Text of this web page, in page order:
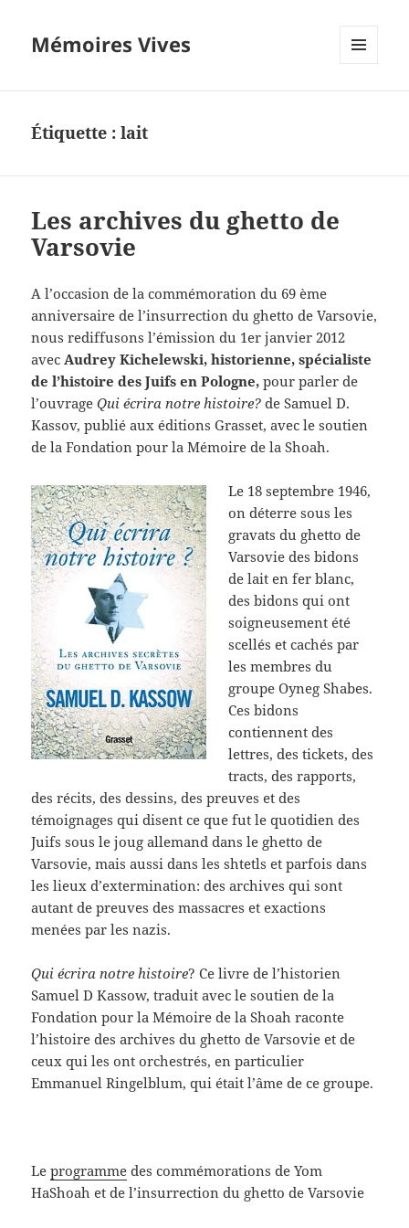
Mémoires Vives
Étiquette :lait
Les archives du ghetto de
Varsovie
A l’occasion de la commémoration du 69 ème
anniversaire de l’insurrection du ghetto de Varsovie,
nous rediffusons l’émission du 1er janvier 2012
avecAudrey Kichelewski, historienne, spécialiste
de l’histoire des Juifs en Pologne, pour parler de
l’ouvrageQui écrira notre histoire? de Samuel D.
Kassov, publié aux éditions Grasset, avec le soutien
de la Fondation pour la Mémoire de la Shoah.
Le 18 septembre 1946,
on déterre sous les
gravats du ghetto de
Varsovie des bidons
de lait en fer blanc,
des bidons qui ont
soigneusement été
scellés et cachés par
les membres du
groupe Oyneg Shabes.
Ces bidons
contiennent des
lettres, des tickets, des
tracts, des rapports,
des récits, des dessins, des preuves et des
témoignages qui disent ce que fut le quotidien des
Juifs sous le joug allemand dans le ghetto de
Varsovie, mais aussi dans les shtetls et parfois dans
les lieux d’extermination: des archives qui sont
autant de preuves des massacres et exactions
menées par les nazis.
Qui écrira notre histoire? Ce livre de l’historien
Samuel D Kassow, traduit avec le soutien de la
Fondation pour la Mémoire de la Shoah raconte
l’histoire des archives du ghetto de Varsovie et de
ceux qui les ont orchestrés, en particulier
Emmanuel Ringelblum, qui était l’âme de ce groupe.
Leprogramme des commémorations de Yom
HaShoah et de l’insurrection du ghetto de Varsovie